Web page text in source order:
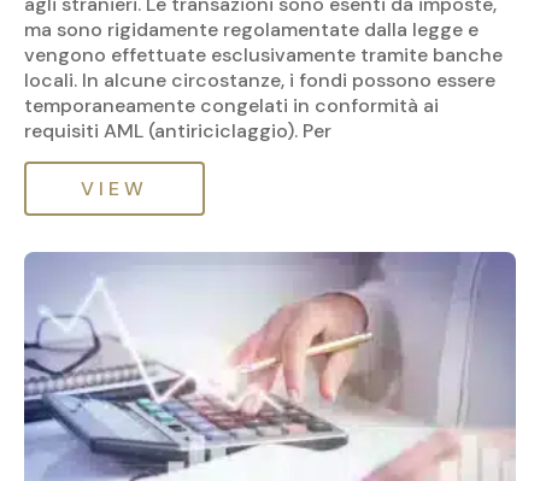
ma sono rigidamente regolamentate dalla legge e
vengono effettuate esclusivamente tramite banche
locali. In alcune circostanze, i fondi possono essere
temporaneamente congelati in conformità ai
requisiti AML (antiriciclaggio). Per
VIEW